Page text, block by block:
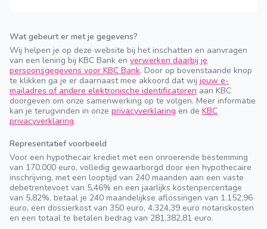
Wat gebeurt er met je gegevens?
Wij helpen je op deze website bij het inschatten en aanvragen
van een lening bij KBC Bank en verwerken daarbij je
persoonsgegevens voor KBC Bank. Door op bovenstaande knop
te klikken ga je er daarnaast mee akkoord dat wij jouw e-
mailadres of andere elektronische identificatoren aan KBC
doorgeven om onze samenwerking op te volgen. Meer informatie
kan je terugvinden in onze privacyverklaring en de KBC
privacyverklaring.
Representatief voorbeeld
Voor een hypothecair krediet met een onroerende bestemming
van 170.000 euro, volledig gewaarborgd door een hypothecaire
inschrijving, met een looptijd van 240 maanden aan een vaste
debetrentevoet van 5,46% en een jaarlijks kostenpercentage
van 5,82%, betaal je 240 maandelijkse aflossingen van 1.152,96
euro, een dossierkost van 350 euro, 4.324,39 euro notariskosten
en een totaal te betalen bedrag van 281.382,81 euro.